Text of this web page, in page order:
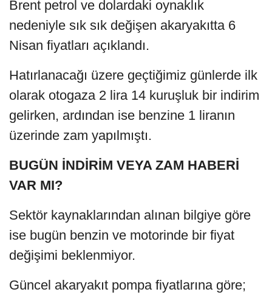
Brent petrol ve dolardaki oynaklık
nedeniyle sık sık değişen akaryakıtta 6
Nisan fiyatları açıklandı.
Hatırlanacağı üzere geçtiğimiz günlerde ilk
olarak otogaza 2 lira 14 kuruşluk bir indirim
gelirken, ardından ise benzine 1 liranın
üzerinde zam yapılmıştı.
BUGÜN İNDİRİM VEYA ZAM HABERİ
VAR MI?
Sektör kaynaklarından alınan bilgiye göre
ise bugün benzin ve motorinde bir fiyat
değişimi beklenmiyor.
Güncel akaryakıt pompa fiyatlarına göre;